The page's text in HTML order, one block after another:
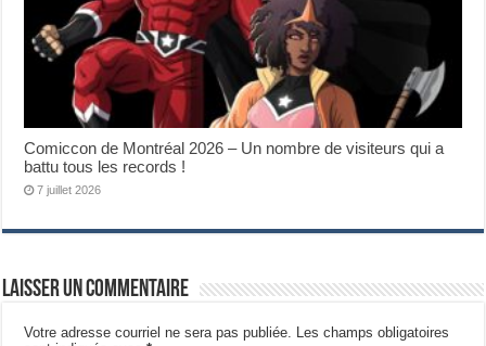
Comiccon de Montréal 2026 – Un nombre de visiteurs qui a
battu tous les records !
7 juillet 2026
Laisser un commentaire
Votre adresse courriel ne sera pas publiée. Les champs obligatoires